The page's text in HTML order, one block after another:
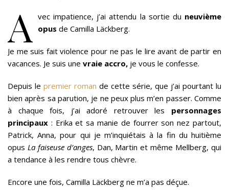
A vec impatience, j’ai attendu la sortie du neuvième
opus de Camilla Läckberg.
Je me suis fait violence pour ne pas le lire avant de partir en
vacances. Je suis une vraie accro, je vous le confesse.
Depuis le premier roman de cette série, que j’ai pourtant lu
bien après sa parution, je ne peux plus m’en passer. Comme
à chaque fois, j’ai adoré retrouver les personnages
principaux : Erika et sa manie de fourrer son nez partout,
Patrick, Anna, pour qui je m’inquiétais à la fin du huitième
opus La faiseuse d’anges, Dan, Martin et même Mellberg, qui
a tendance à les rendre tous chèvre.
Encore une fois, Camilla Läckberg ne m’a pas déçue.